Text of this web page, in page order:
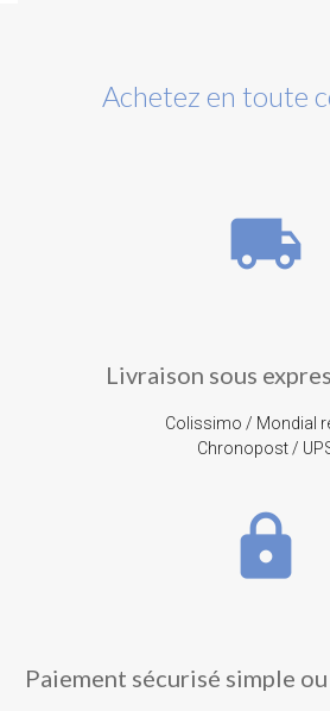
Achetez en toute
local_shipping
Livraison sous
Colissimo / Mondial
Chronopost /
lock
Paiement sécurisé simple